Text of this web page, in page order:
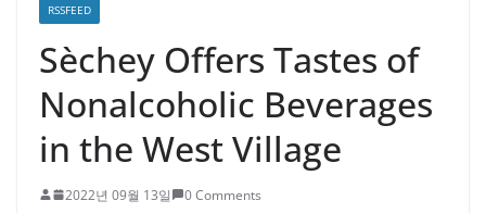
RSSFEED
Sèchey Offers Tastes of
Nonalcoholic Beverages
in the West Village
2022년 09월 13일 0 Comments